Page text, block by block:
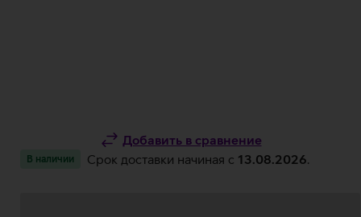
Добавить в сравнение
В наличии Срок доставки начиная c 13.08.2026